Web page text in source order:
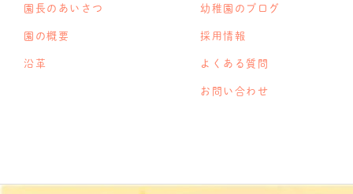
園長のあいさつ
園の概要
沿革
幼稚園のブログ
採用情報
よくある質問
お問い合わせ